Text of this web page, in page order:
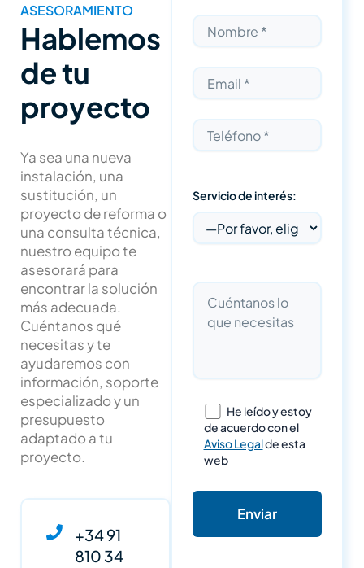
ASESORAMIENTO
Hablemos
de tu
proyecto
Ya sea una nueva
instalación, una
sustitución, un
proyecto de reforma o
una consulta técnica,
nuestro equipo te
asesorará para
encontrar la solución
más adecuada.
Cuéntanos qué
necesitas y te
ayudaremos con
información, soporte
especializado y un
presupuesto
adaptado a tu
proyecto.
+34 91
810 34
Servicio de interés:
He leído y estoy
de acuerdo con el
Aviso Legalde esta
web